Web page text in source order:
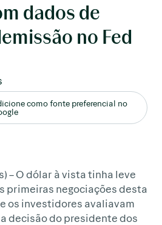
dados de
no Fed
como fonte preferencial no
– O dólar à vista tinha leve
primeiras negociações desta
os investidores avaliavam
decisão do presidente dos